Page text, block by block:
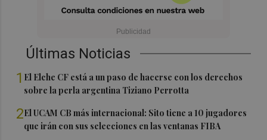
Últimas Noticias
1 El Elche CF está a un paso de hacerse con los derechos
sobre la perla argentina Tiziano Perrotta
2El UCAM CB más internacional: Sito tiene a 10 jugadores
que irán con sus selecciones en las ventanas FIBA